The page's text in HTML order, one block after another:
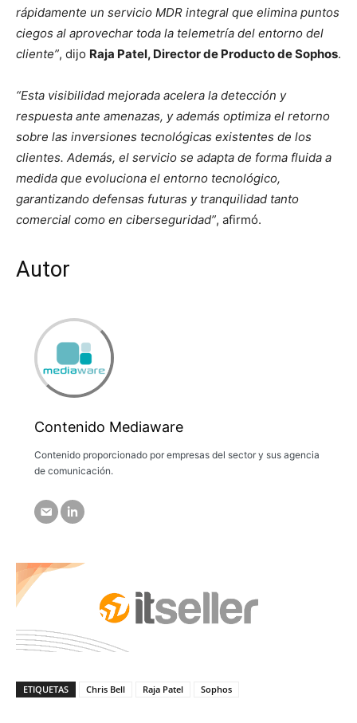
rápidamente un servicio MDR integral que elimina puntos
ciegos al aprovechar toda la telemetría del entorno del
cliente”, dijo Raja Patel, Director de Producto de Sophos.
“Esta visibilidad mejorada acelera la detección y
respuesta ante amenazas, y además optimiza el retorno
sobre las inversiones tecnológicas existentes de los
clientes. Además, el servicio se adapta de forma fluida a
medida que evoluciona el entorno tecnológico,
garantizando defensas futuras y tranquilidad tanto
comercial como en ciberseguridad”, afirmó.
Autor
Contenido Mediaware
Contenido proporcionado por empresas del sector y sus agencia
de comunicación.
ETIQUETAS Chris Bell Raja Patel Sophos